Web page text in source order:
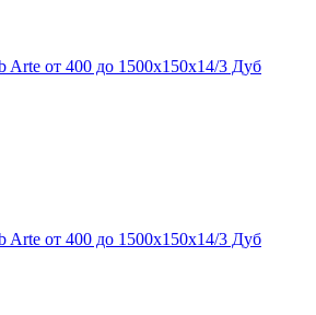
Arte от 400 до 1500х150х14/3 Дуб
Arte от 400 до 1500х150х14/3 Дуб